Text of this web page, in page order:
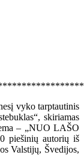
vyko tarptautinis
skiriamas
– „NUO LAŠO
piešinių autorių iš
Valstijų, Švedijos,